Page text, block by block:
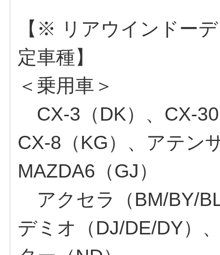
【※ リアウインドー
定車種】
＜乗用車＞
CX-3（DK）、CX-
CX-8（KG）、アテン
MAZDA6（GJ）
アクセラ（BM/BY/
デミオ（DJ/DE/DY）